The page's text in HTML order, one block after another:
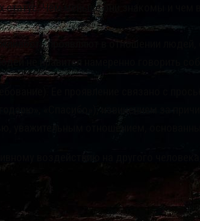
статус. Чем меньше они знакомы и чем
проявляют в отношении людей,
не нравится намеренно говорить
Ее проявление связано с
«Спасибо»), извинением за
уважительным отношением,